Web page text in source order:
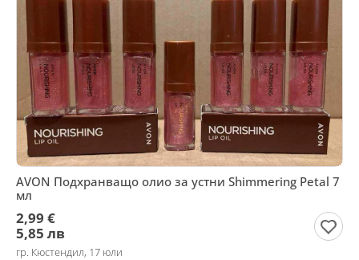
AVON Подхранващо олио за устни Shimmering Petal 7
мл
2,99 €
5,85 лв
гр. Кюстендил, 17 юли